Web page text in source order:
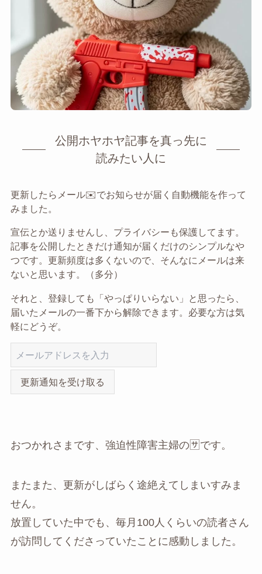
公開ホヤホヤ記事を真っ先に
読みたい人に
更新したらメール✉️でお知らせが届く自動機能を作って
みました。
宣伝とか送りませんし、プライバシーも保護してます。
記事を公開したときだけ通知が届くだけのシンプルなや
つです。更新頻度は多くないので、そんなにメールは来
ないと思います。（多分）
それと、登録しても「やっぱりいらない」と思ったら、
届いたメールの一番下から解除できます。必要な方は気
軽にどうぞ。
更新通知を受け取る
おつかれさまです、強迫性障害主婦の🈂です。
またまた、更新がしばらく途絶えてしまいすみま
せん。
放置していた中でも、毎月100人くらいの読者さん
が訪問してくださっていたことに感動しました。